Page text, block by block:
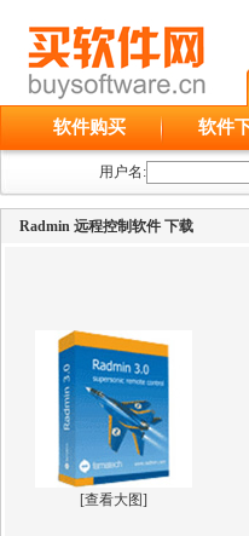
软件购买 软件
用户名:
Radmin 远程控制软件 下载
[查看大图]